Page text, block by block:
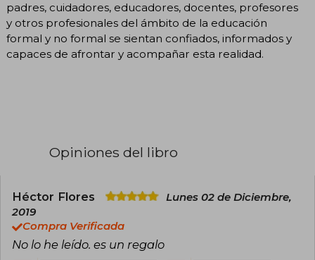
padres, cuidadores, educadores, docentes, profesores
y otros profesionales del ámbito de la educación
formal y no formal se sientan confiados, informados y
capaces de afrontar y acompañar esta realidad.
Opiniones del libro
Héctor Flores
Lunes 02 de Diciembre,
2019
Compra Verificada
No lo he leído. es un regalo